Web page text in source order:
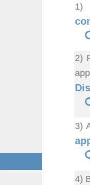
1)
2)
3)
4)